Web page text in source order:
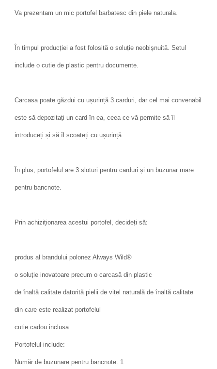
Va prezentam un mic portofel barbatesc din piele naturala.
În timpul producției a fost folosită o soluție neobișnuită. Setul
include o cutie de plastic pentru documente.
Carcasa poate găzdui cu ușurință 3 carduri, dar cel mai convenabil
este să depozitați un card în ea, ceea ce vă permite să îl
introduceți și să îl scoateți cu ușurință.
În plus, portofelul are 3 sloturi pentru carduri și un buzunar mare
pentru bancnote.
Prin achiziționarea acestui portofel, decideți să:
produs al brandului polonez Always Wild®
o soluție inovatoare precum o carcasă din plastic
de înaltă calitate datorită pielii de vițel naturală de înaltă calitate
din care este realizat portofelul
cutie cadou inclusa
Portofelul include:
Număr de buzunare pentru bancnote: 1